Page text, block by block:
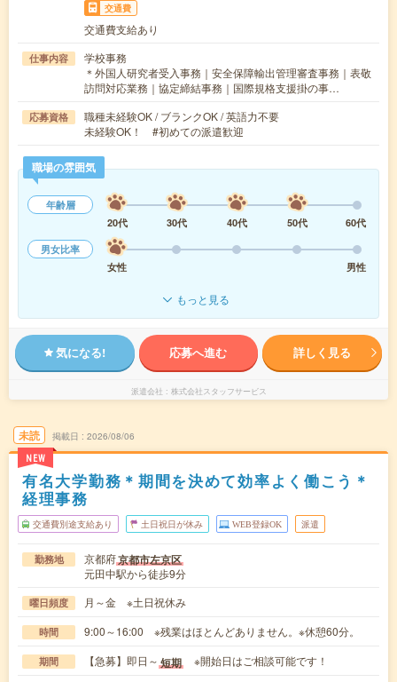
交通費
交通費支給あり
仕事内容
学校事務
＊外国人研究者受入事務｜安全保障輸出管理審査事務｜表敬
訪問対応業務｜協定締結事務｜国際規格支援掛の事…
応募資格
職種未経験OK / ブランクOK / 英語力不要
未経験OK！ #初めての派遣歓迎
職場の雰囲気
年齢層
20代
30代 40代 50代
60代
男女比率
女性
男性
もっと見る
気になる! 応募へ進む 詳しく見る
派遣会社 株式会社スタッフサービス
未読
NEW
掲載日 2026/08/06
有名大学勤務＊期間を決めて効率よく働こう＊
経理事務
交通費別途支給あり 土日祝日が休み WEB登録OK 派遣
勤務地 京都府京都市左京区
元田中駅から徒歩9分
曜日頻度 月～金 ※土日祝休み
時間 9:00～16:00 ※残業はほとんどありません。※休憩60分。
期間 【急募】即日～ 短期 ※開始日はご相談可能です！